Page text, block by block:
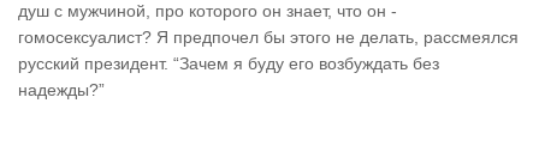
душ с мужчиной, про которого он знает, что он -
гомосексуалист? Я предпочел бы этого не делать, рассмеялся
русский президент. “Зачем я буду его возбуждать без
надежды?”